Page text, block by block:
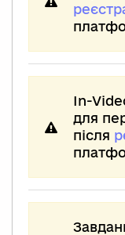
In-
для
після